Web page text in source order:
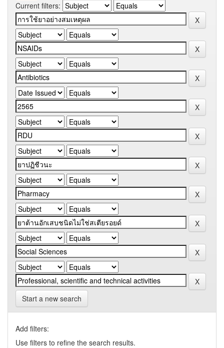
Current filters:
Start a new search
Add filters:
Use filters to refine the search results.